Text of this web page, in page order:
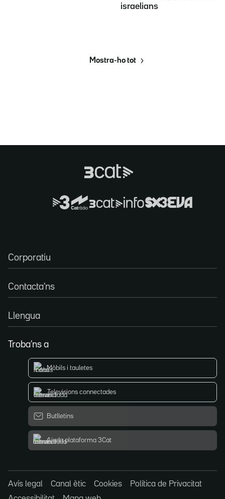
israelians
Mostra-ho tot
Corporatiu
Contacta'ns
Llengua
Troba'ns a
Mòbils i tauletes
Televisions connectades
Butlletins
Ajuda plataforma 3Cat
Avís legal Canal ètic Cookies
Política de Privacitat